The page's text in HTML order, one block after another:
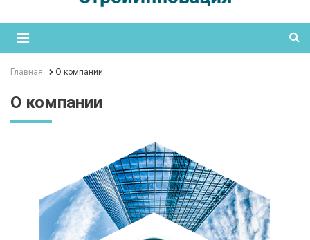
Главная О компании
О компании